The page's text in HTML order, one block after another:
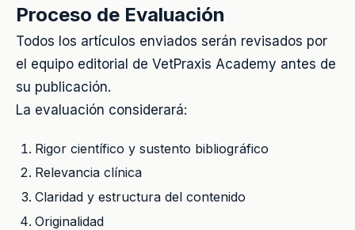
Proceso de Evaluación
Todos los artículos enviados serán revisados por
el equipo editorial de VetPraxis Academy antes de
su publicación.
La evaluación considerará:
Rigor científico y sustento bibliográfico
Relevancia clínica
Claridad y estructura del contenido
Originalidad